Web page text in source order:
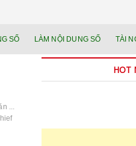
trong
SỐ LÀM NỘI DUNG SỐ TÀI
...
HOT